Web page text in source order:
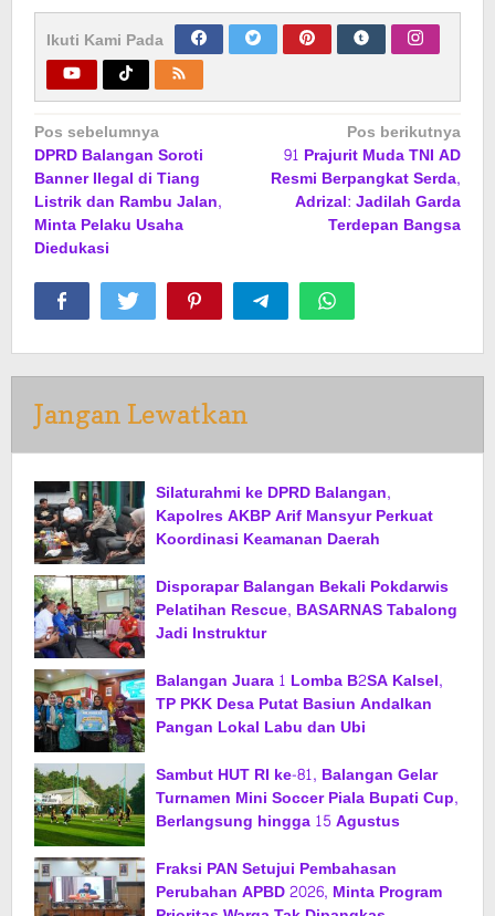
Ikuti Kami Pada
Navigasi
pos
Pos sebelumnya
DPRD Balangan Soroti
Banner Ilegal di Tiang
Listrik dan Rambu Jalan,
Minta Pelaku Usaha
Diedukasi
Pos berikutnya
91 Prajurit Muda TNI AD
Resmi Berpangkat Serda,
Adrizal: Jadilah Garda
Terdepan Bangsa
Jangan Lewatkan
Silaturahmi ke DPRD Balangan,
Kapolres AKBP Arif Mansyur Perkuat
Koordinasi Keamanan Daerah
Disporapar Balangan Bekali Pokdarwis
Pelatihan Rescue, BASARNAS Tabalong
Jadi Instruktur
Balangan Juara 1 Lomba B2SA Kalsel,
TP PKK Desa Putat Basiun Andalkan
Pangan Lokal Labu dan Ubi
Sambut HUT RI ke-81, Balangan Gelar
Turnamen Mini Soccer Piala Bupati Cup,
Berlangsung hingga 15 Agustus
Fraksi PAN Setujui Pembahasan
Perubahan APBD 2026, Minta Program